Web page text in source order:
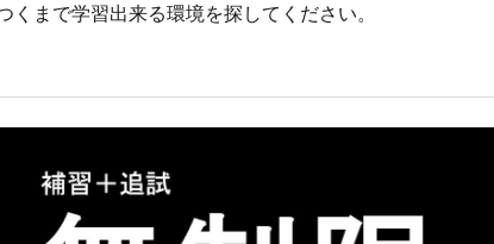
くまで学習出来る環境を探してください。